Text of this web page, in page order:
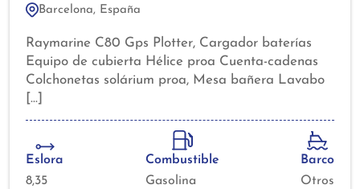
de manejo, ideal para salidas familiares,
escapadas de fin de semana o incluso travesías.
Barcelona, España
Raymarine C80 Gps Plotter, Cargador baterías
Equipo de cubierta Hélice proa Cuenta-cadenas
Colchonetas solárium proa, Mesa bañera Lavabo
exterior, Solárium popa, Plataforma baño grande,
Lona fondeo/camper, Ducha en popa, Teca en
bañera. Cocina eléctrica, Agua caliente, Nevera
eléctrica int/ext., Salón convertible, Equipo de
Audio. Documentación Al día. Mantenimiento Al
Eslora
8,35
Combustible
Gasolina
Barco
Otros